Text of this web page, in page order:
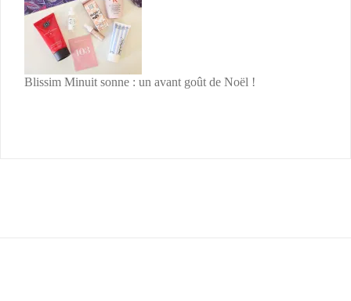
Blissim Minuit sonne : un avant goût de Noël !